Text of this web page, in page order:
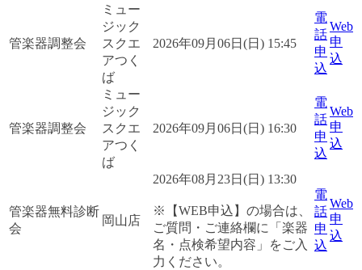
管楽器調整会
ミュー
ジック
スクエ
アつく
ば
2026年09月06日(日) 15:45
電
話
申
込
Web
申
込
管楽器調整会
ミュー
ジック
スクエ
アつく
ば
2026年09月06日(日) 16:30
電
話
申
込
Web
申
込
管楽器無料診断
会
岡山店
2026年08月23日(日) 13:30
※【WEB申込】の場合は、
ご質問・ご連絡欄に「楽器
名・点検希望内容」をご入
力ください。
電
話
申
込
Web
申
込